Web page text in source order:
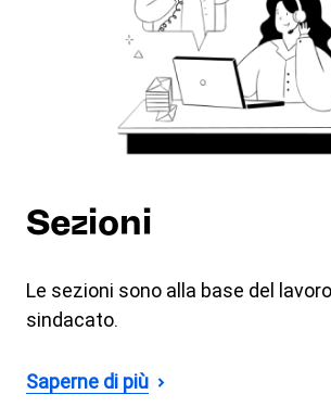
Sezioni
Le sezioni sono alla base del
sindacato.
Saperne di più